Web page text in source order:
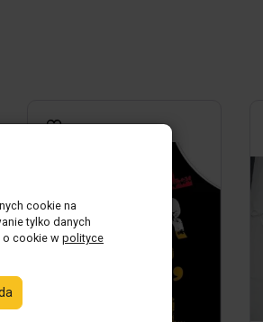
cookie na
tylko danych
o cookie wpolityce